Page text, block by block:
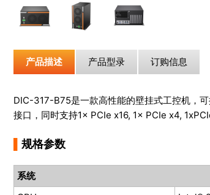
产品描述 产品型录 订购信息
DIC-317-B75是一款高性能的壁挂式工控机，
接口，同时支持1× PCIe x16, 1× PCIe x4,
规格参数
系统